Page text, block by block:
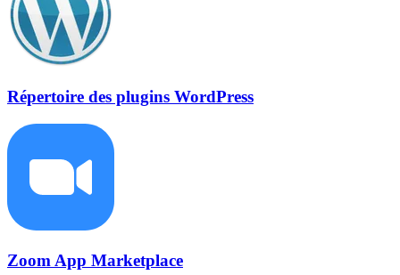
Répertoire des plugins WordPress
Zoom App Marketplace